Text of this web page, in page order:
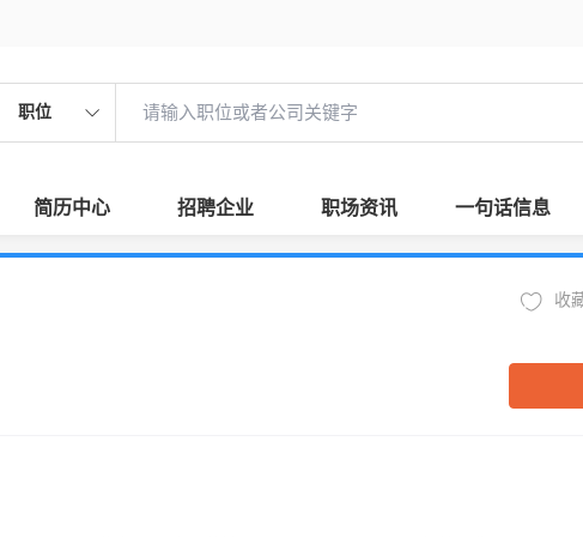
职位
简历中心 招聘企业 职场资讯 一句话信息
收